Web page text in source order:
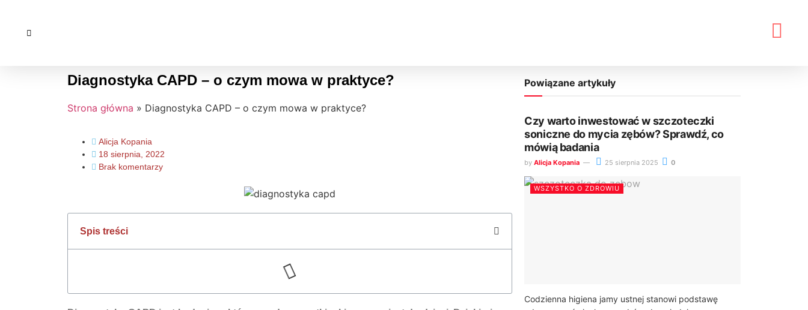
Diagnostyka CAPD – o czym mowa w praktyce?
Strona główna » Diagnostyka CAPD – o czym mowa w praktyce?
Alicja Kopania
18 sierpnia, 2022
Brak komentarzy
Spis treści
Powiązane artykuły
Czy warto inwestować w szczoteczki
soniczne do mycia zębów? Sprawdź, co
mówią badania
by Alicja Kopania 25 sierpnia 2025 0
WSZYSTKO O ZDROWIU
Codzienna higiena jamy ustnej stanowi podstawę